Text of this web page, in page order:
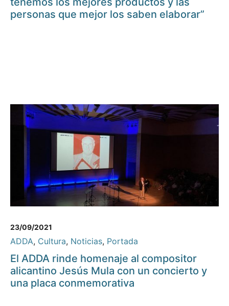
personas que mejor los saben elaborar”
23/09/2021
ADDA, Cultura, Noticias, Portada
El ADDA rinde homenaje al compositor
alicantino Jesús Mula con un concierto y
una placa conmemorativa